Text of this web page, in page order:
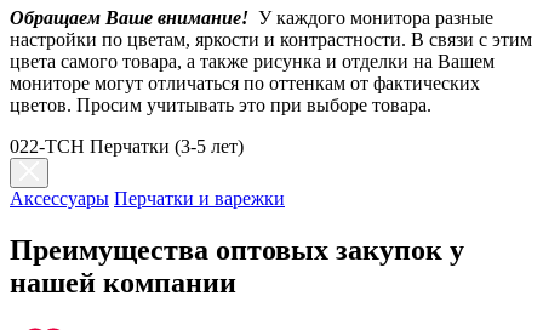
Обращаем Ваше внимание! У каждого монитора разные
настройки по цветам, яркости и контрастности. В связи с этим
цвета самого товара, а также рисунка и отделки на Вашем
мониторе могут отличаться по оттенкам от фактических
цветов. Просим учитывать это при выборе товара.
022-TCH Перчатки (3-5 лет)
Аксессуары Перчатки и варежки
Преимущества оптовых закупок у
нашей компании